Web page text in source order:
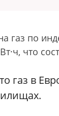
газ по
что
газ в